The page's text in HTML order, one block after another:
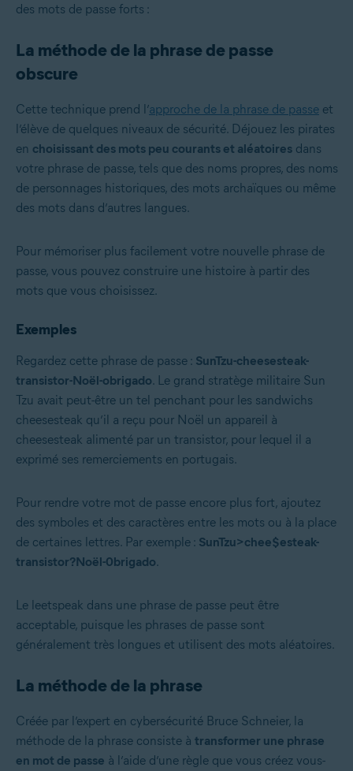
des mots de passe forts :
La méthode de la phrase de passe
obscure
Cette technique prend l’approche de la phrase de passe et
l’élève de quelques niveaux de sécurité. Déjouez les pirates
en choisissant des mots peu courants et aléatoires dans
votre phrase de passe, tels que des noms propres, des noms
de personnages historiques, des mots archaïques ou même
des mots dans d’autres langues.
Pour mémoriser plus facilement votre nouvelle phrase de
passe, vous pouvez construire une histoire à partir des
mots que vous choisissez.
Exemples
Regardez cette phrase de passe : SunTzu-cheesesteak-
transistor-Noël-obrigado. Le grand stratège militaire Sun
Tzu avait peut-être un tel penchant pour les sandwichs
cheesesteak qu’il a reçu pour Noël un appareil à
cheesesteak alimenté par un transistor, pour lequel il a
exprimé ses remerciements en portugais.
Pour rendre votre mot de passe encore plus fort, ajoutez
des symboles et des caractères entre les mots ou à la place
de certaines lettres. Par exemple : SunTzu>chee$esteak-
transistor?Noël-0brigado.
Le leetspeak dans une phrase de passe peut être
acceptable, puisque les phrases de passe sont
généralement très longues et utilisent des mots aléatoires.
La méthode de la phrase
Créée par l’expert en cybersécurité Bruce Schneier, la
méthode de la phrase consiste à transformer une phrase
en mot de passe à l’aide d’une règle que vous créez vous-